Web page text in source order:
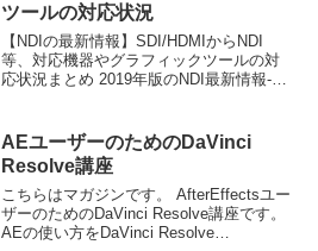
ツールの対応状況
【NDIの最新情報】SDI/HDMIからNDI
等、対応機器やグラフィックツールの対
応状況まとめ 2019年版のNDI最新情報-機
Interface（NDI）は
AEユーザーのためのDaVinci
Resolve講座
こちらはマガジンです。 AfterEffectsユー
ザーのためのDaVinci Resolve講座です。
AEの使い方をDaVinci Resolve